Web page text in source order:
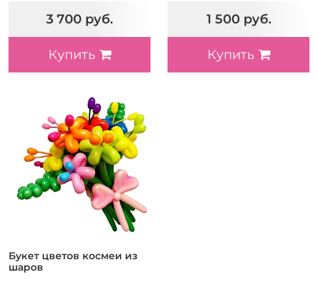
3 700 руб.
Купить
1 500 руб.
Купить
Букет цветов космеи из
шаров